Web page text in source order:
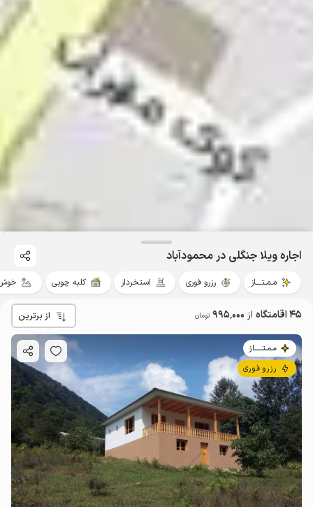
اجاره ویلا جنگلی در محمودآباد
مـمـتــــاز رزرو فوری استخردار کلبه چوبی
45 اقامتگاه از 995٬000 تومان از برترین
مـمـتــــــاز
رزرو فوری